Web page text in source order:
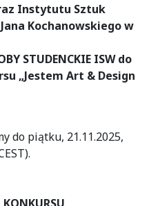
Instytutu Sztuk
Kochanowskiego w
STUDENCKIE ISW do
„Jestem Art & Design
do piątku, 21.11.2025,